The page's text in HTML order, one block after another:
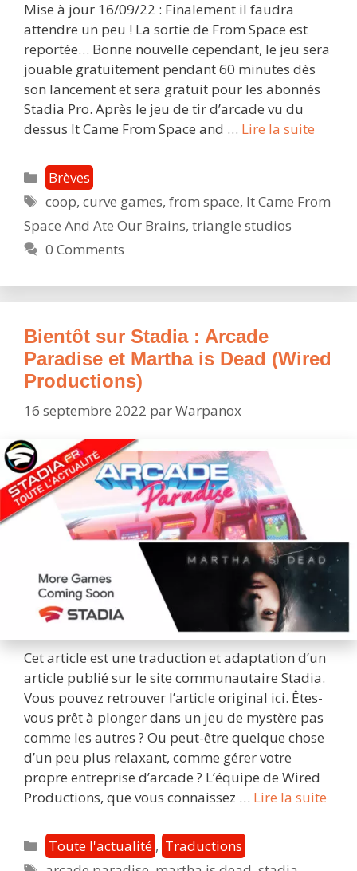
Mise à jour 16/09/22 : Finalement il faudra
attendre un peu ! La sortie de From Space est
reportée… Bonne nouvelle cependant, le jeu sera
jouable gratuitement pendant 60 minutes dès
son lancement et sera gratuit pour les abonnés
Stadia Pro. Après le jeu de tir d’arcade vu du
dessus It Came From Space and … Lire la suite
Space
Terre
avec
amis
le
Catégories
Brèves
Étiquettes
coop,curve games,from space, It Came From
Space And Ate Our Brains, triangle studios
0 Comments
Bientôt sur Stadia : Arcade
Paradise et Martha is Dead (Wired
Productions)
16 septembre 2022 parWarpanox
Cet article est une traduction et adaptation d’un
article publié sur le site communautaire Stadia.
Vous pouvez retrouver l’article original ici. Êtes-
vous prêt à plonger dans un jeu de mystère pas
comme les autres ? Ou peut-être quelque chose
d’un peu plus relaxant, comme gérer votre
propre entreprise d’arcade ? L’équipe de Wired
Productions, que vous connaissez … Lire la suite
Catégories
Toute l'actualité , Traductions